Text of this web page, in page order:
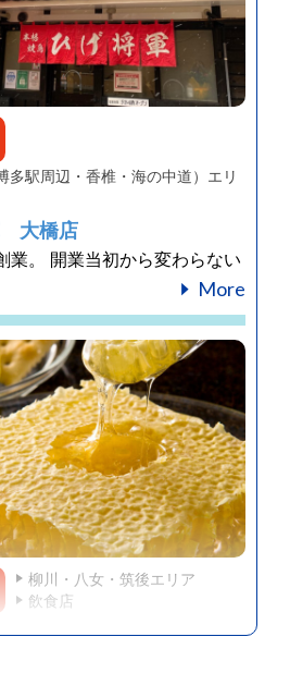
多駅周辺・香椎・海の中道）エリ
大橋店
業。 開業当初から変わらない
More
柳川・八女・筑後エリア
飲食店
房 花の道 八女本店